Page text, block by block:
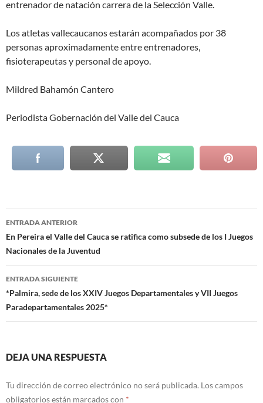
entrenador de natación carrera de la Selección Valle.
Los atletas vallecaucanos estarán acompañados por 38
personas aproximadamente entre entrenadores,
fisioterapeutas y personal de apoyo.
Mildred Bahamón Cantero
Periodista Gobernación del Valle del Cauca
Navegación
de
entradas
ENTRADA ANTERIOR
En Pereira el Valle del Cauca se ratifica como subsede de los I Juegos
Nacionales de la Juventud
ENTRADA SIGUIENTE
*Palmira, sede de los XXIV Juegos Departamentales y VII Juegos
Paradepartamentales 2025*
DEJA UNA RESPUESTA
Tu dirección de correo electrónico no será publicada. Los campos
obligatorios están marcados con *